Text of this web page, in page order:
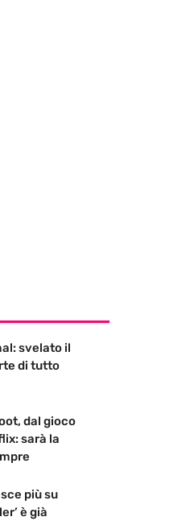
svelato il
di tutto
dal gioco
sarà la
più su
è già